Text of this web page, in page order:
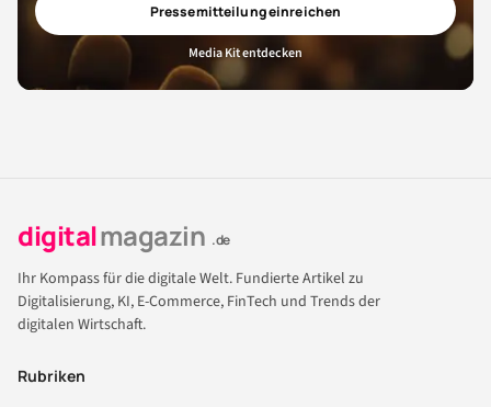
Pressemitteilung einreichen
Media Kit entdecken
digitalmagazin .de
Ihr Kompass für die digitale Welt. Fundierte Artikel zu
Digitalisierung, KI, E-Commerce, FinTech und Trends der
digitalen Wirtschaft.
Rubriken